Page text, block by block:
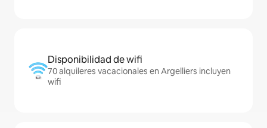
Disponibilidad de wifi
70 alquileres vacacionales en Argelliers incluyen
wifi